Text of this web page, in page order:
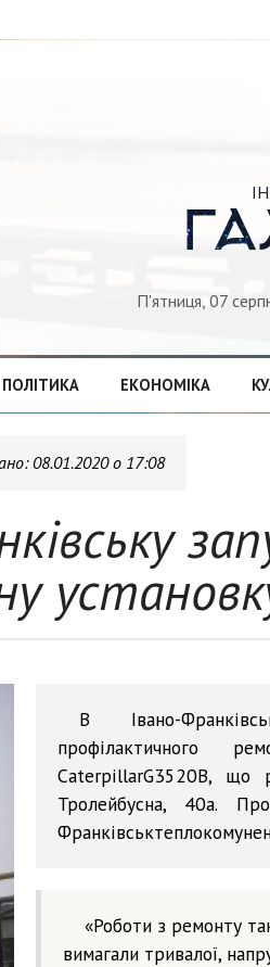
П'ятниця, 07
ПОЛІТИКА ЕКОНОМІКА
08.01.2020 о 17:08
В Івано-
профілактичного
CaterpillarG3520B, що
Тролейбусна, 40а.
«Роботи з ремонту
вимагали тривалої,